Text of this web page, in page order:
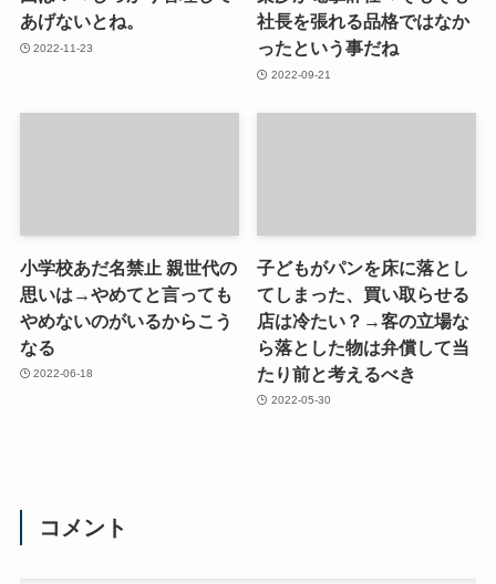
あげないとね。
2022-11-23
社長を張れる品格ではなか
ったという事だね
2022-09-21
小学校あだ名禁止 親世代の
思いは→やめてと言っても
やめないのがいるからこう
なる
2022-06-18
子どもがパンを床に落とし
てしまった、買い取らせる
店は冷たい？→客の立場な
ら落とした物は弁償して当
たり前と考えるべき
2022-05-30
コメント